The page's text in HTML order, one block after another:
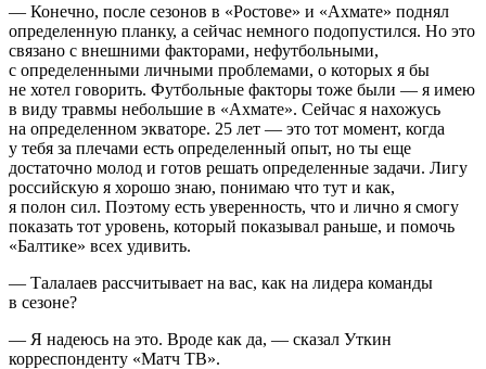
— Конечно, после сезонов в «Ростове» и «Ахмате» поднял
определенную планку, а сейчас немного подопустился. Но это
связано с внешними факторами, нефутбольными,
с определенными личными проблемами, о которых я бы
не хотел говорить. Футбольные факторы тоже были — я имею
в виду травмы небольшие в «Ахмате». Сейчас я нахожусь
на определенном экваторе. 25 лет — это тот момент, когда
у тебя за плечами есть определенный опыт, но ты еще
достаточно молод и готов решать определенные задачи. Лигу
российскую я хорошо знаю, понимаю что тут и как,
я полон сил. Поэтому есть уверенность, что и лично я смогу
показать тот уровень, который показывал раньше, и помочь
«Балтике» всех удивить.
— Талалаев рассчитывает на вас, как на лидера команды
в сезоне?
— Я надеюсь на это. Вроде как да, — сказал Уткин
корреспонденту «Матч ТВ».